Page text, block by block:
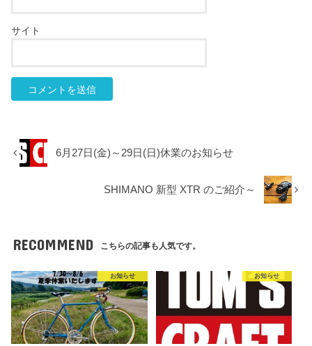
サイト
6月27日(金)～29日(日)休業のお知らせ
SHIMANO 新型 XTR のご紹介～
RECOMMEND こちらの記事も人気です。
お知らせ お知らせ